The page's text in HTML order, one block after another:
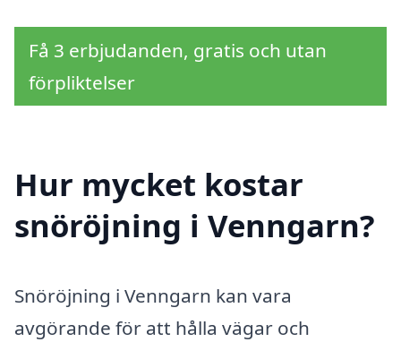
Få 3 erbjudanden, gratis och utan
förpliktelser
Hur mycket kostar
snöröjning i Venngarn?
Snöröjning i Venngarn kan vara
avgörande för att hålla vägar och